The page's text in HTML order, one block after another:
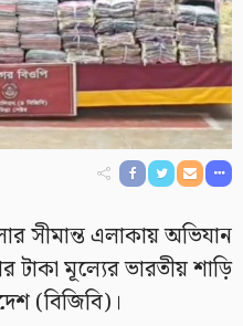
সীমান্ত এলাকায় অভিযান
টাকা মূল্যের ভারতীয় শাড়ি
(বিজিবি)।